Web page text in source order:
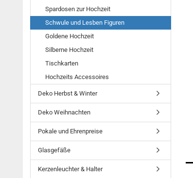
Spardosen zur Hochzeit
Schwule und Lesben Figuren
Goldene Hochzeit
Silberne Hochzeit
Tischkarten
Hochzeits Accessoires
Deko Herbst & Winter
Deko Weihnachten
Pokale und Ehrenpreise
Glasgefäße
Kerzenleuchter & Halter